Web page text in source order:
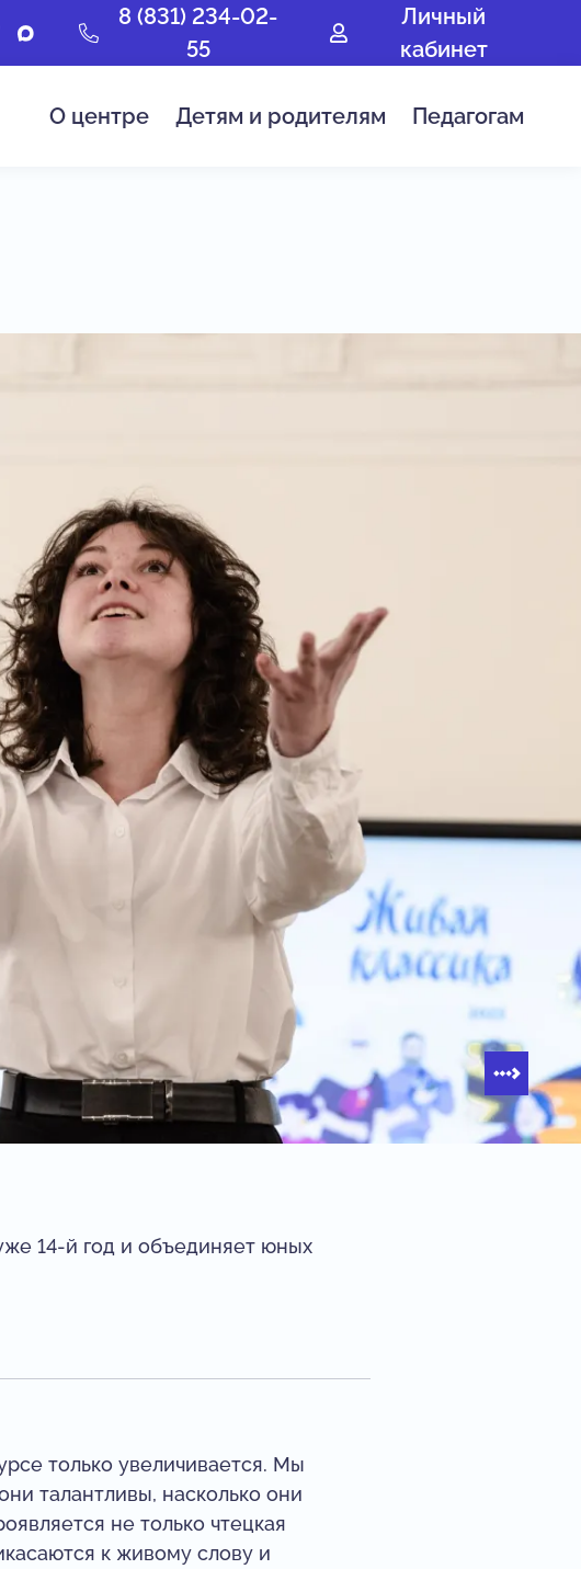
8 (831) 234-02-
55
Личный
кабинет
О центре Детям и родителям Педагогам
14-й год и объединяет юных
только увеличивается. Мы
талантливы, насколько они
не только чтецкая
к живому слову и